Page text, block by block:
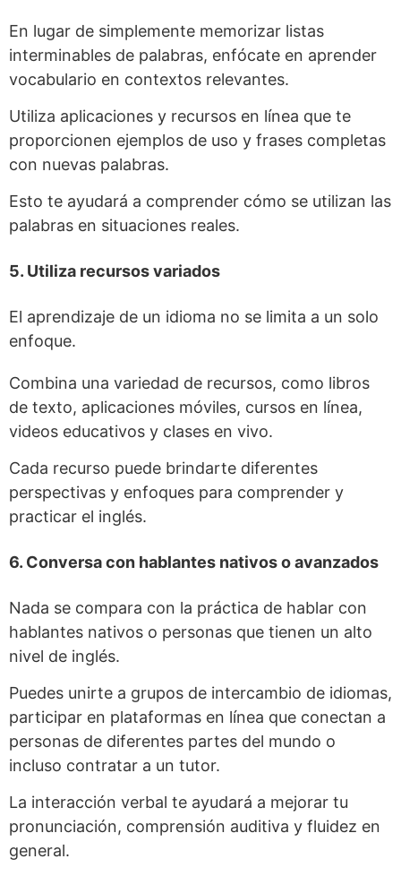
En lugar de simplemente memorizar listas
interminables de palabras, enfócate en aprender
vocabulario en contextos relevantes.
Utiliza aplicaciones y recursos en línea que te
proporcionen ejemplos de uso y frases completas
con nuevas palabras.
Esto te ayudará a comprender cómo se utilizan las
palabras en situaciones reales.
5. Utiliza recursos variados
El aprendizaje de un idioma no se limita a un solo
enfoque.
Combina una variedad de recursos, como libros
de texto, aplicaciones móviles, cursos en línea,
videos educativos y clases en vivo.
Cada recurso puede brindarte diferentes
perspectivas y enfoques para comprender y
practicar el inglés.
6. Conversa con hablantes nativos o avanzados
Nada se compara con la práctica de hablar con
hablantes nativos o personas que tienen un alto
nivel de inglés.
Puedes unirte a grupos de intercambio de idiomas,
participar en plataformas en línea que conectan a
personas de diferentes partes del mundo o
incluso contratar a un tutor.
La interacción verbal te ayudará a mejorar tu
pronunciación, comprensión auditiva y fluidez en
general.